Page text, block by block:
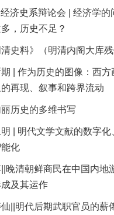
济史系辩论会 | 经济学的
，历史不足？
清史料》（明清内阁大库残
| 作为历史的图像：西方
再现、叙事和跨界流动
历史的多维书写
| 明代文学文献的数字化
化
晚清朝鲜商民在中国内地
及其运作
||明代后期武职官员的薪